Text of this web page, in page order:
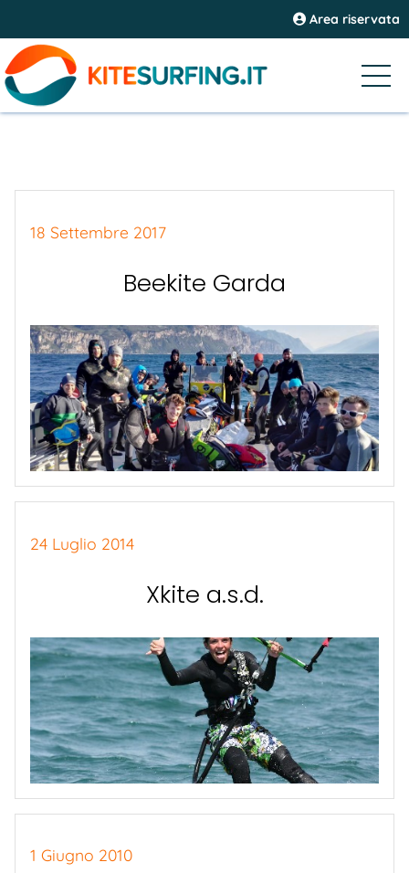
Area riservata
18 Settembre 2017
Beekite Garda
24 Luglio 2014
Xkite a.s.d.
1 Giugno 2010